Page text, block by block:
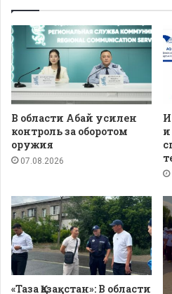
В области Абай усилен
контроль за оборотом
оружия
07.08.2026
«Таза Қазақстан»: В области